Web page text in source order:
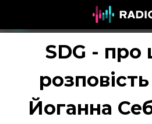
ПОЧУЙ
SDG -
Йоганна